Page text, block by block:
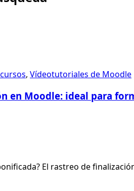
, Vídeotutoriales de Moodle
en Moodle: ideal para
El rastreo de